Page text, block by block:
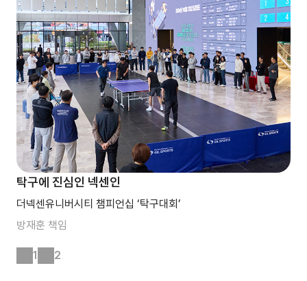
탁구에 진심인 넥센인
더넥센유니버시티 챔피언십 ‘탁구대회’
방재훈 책임
1 2